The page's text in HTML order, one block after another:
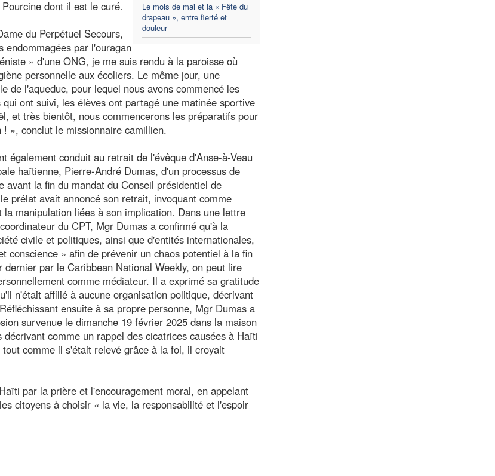
Le mois de mai et la « Fête du
drapeau », entre fierté et
douleur
dont il est le curé.
du Perpétuel Secours,
endommagées par l'ouragan
» d'une ONG, je me suis rendu à la paroisse où
personnelle aux écoliers. Le même jour, une
de l'aqueduc, pour lequel nous avons commencé les
ont suivi, les élèves ont partagé une matinée sportive
et très bientôt, nous commencerons les préparatifs pour
», conclut le missionnaire camillien.
également conduit au retrait de l'évêque d'Anse-à-Veau
haïtienne, Pierre-André Dumas, d'un processus de
la fin du mandat du Conseil présidentiel de
prélat avait annoncé son retrait, invoquant comme
manipulation liées à son implication. Dans une lettre
du CPT, Mgr Dumas a confirmé qu'à la
civile et politiques, ainsi que d'entités internationales,
conscience » afin de prévenir un chaos potentiel à la fin
par le Caribbean National Weekly, on peut lire
comme médiateur. Il a exprimé sa gratitude
n'était affilié à aucune organisation politique, décrivant
ensuite à sa propre personne, Mgr Dumas a
survenue le dimanche 19 février 2025 dans la maison
comme un rappel des cicatrices causées à Haïti
comme il s'était relevé grâce à la foi, il croyait
par la prière et l'encouragement moral, en appelant
citoyens à choisir « la vie, la responsabilité et l'espoir